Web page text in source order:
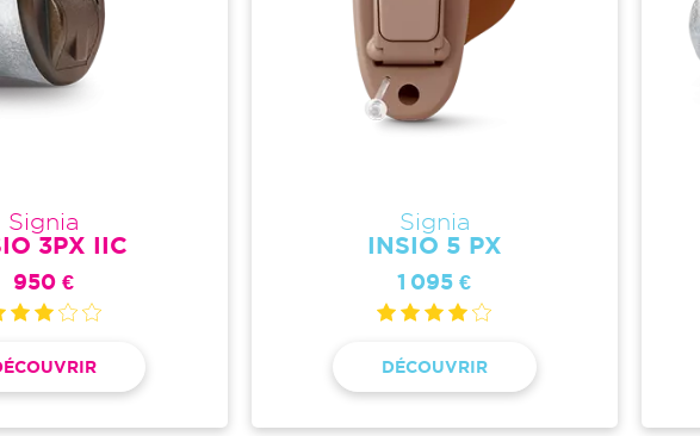
Signia
3PX IIC
950 €
Signia
INSIO 5 PX
1 095 €
DÉCOUVRIR